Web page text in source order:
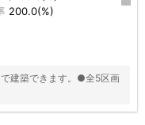
200.0(%)
建築できます。●全5区画